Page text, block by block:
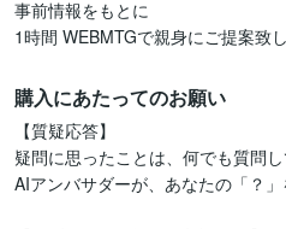
事前情報をもとに
購入にあたってのお願い
【質疑応答】
疑問に思ったことは、何でも質問し
AIアンバサダーが、あなたの「？」